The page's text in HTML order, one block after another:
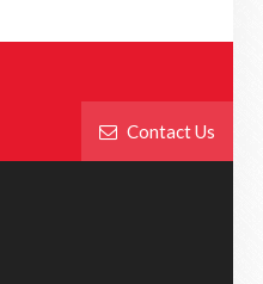
Contact Us